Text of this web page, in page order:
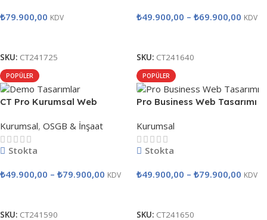
₺79.900,00 KDV
SKU: CT241725
₺49.900,00 – ₺69.900,00 KDV
SKU: CT241640
POPÜLER
CT Pro Kurumsal Web
Kurumsal, OSGB & İnşaat
Stokta
₺49.900,00 – ₺79.900,00 KDV
SKU: CT241590
POPÜLER
Pro Business Web Tasarımı
Kurumsal
Stokta
₺49.900,00 – ₺79.900,00 KDV
SKU: CT241650